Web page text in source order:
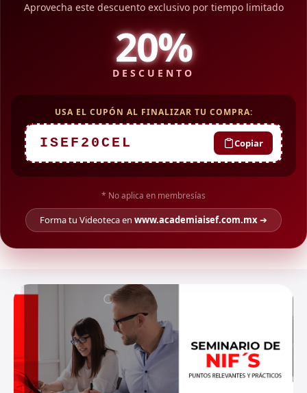
Aprovecha este descuento exclusivo por tiempo limitado
20%
DESCUENTO
USA EL CUPÓN AL FINALIZAR TU COMPRA:
ISEF20CEL Copiar
* No aplica en membresías
Forma tu Videoteca en www.academiaisef.com.mx➔